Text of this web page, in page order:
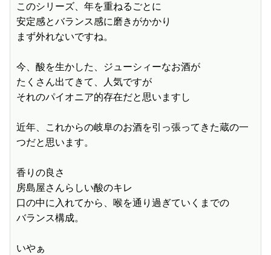
このシリーズ、年を重ねるごとに
安定感とバランス感に磨きがかかり
まず外れないですね。
今、酸を生かした、ジューシィーなお酒が
たくさん出てきて、人気ですが
それのパイオニア的存在だと思いますし
近年、これからの岐阜のお酒を引っ張ってきた蔵の一
つだと思います。
香りの良さ
房島屋さんらしい酸のキレ
口の中に入れてから、喉を通り過ぎていくまでの
バランス構成。
いやぁ